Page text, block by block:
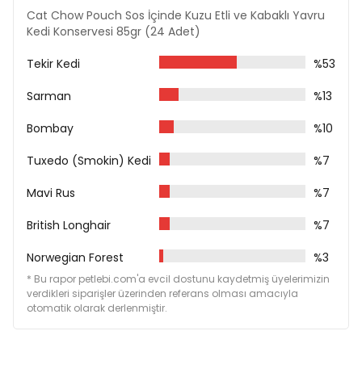
Kullanım Önerisi
tabloya bakınız.
Su kabında daima taze ve temiz su bulundurunuz.
Cat Chow Pouch Sos İçinde Kuzu Etli ve Kabaklı Yavru
Kedi Konservesi 85gr (24 Adet)
Tekir Kedi
%53
Sarman
%13
Bombay
%10
Tuxedo (Smokin) Kedi
%7
Mavi Rus
%7
British Longhair
%7
Norwegian Forest
%3
* Bu rapor petlebi.com'a evcil dostunu kaydetmiş üyelerimizin
verdikleri siparişler üzerinden referans olması amacıyla
otomatik olarak derlenmiştir.